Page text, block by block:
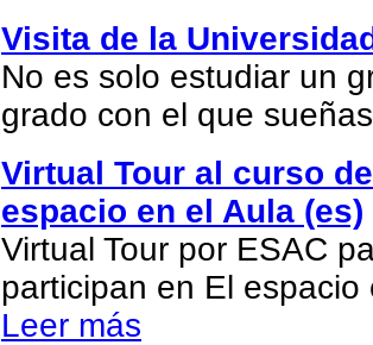
Visita de la
No es solo estudiar un
grado con el que
Virtual Tour al curso
espacio en el Aula (es)
Virtual Tour por ESAC
participan en El espacio
Leer más